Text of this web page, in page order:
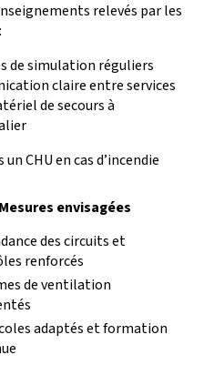
relevés par les
de simulation réguliers
claire entre services
de secours à
CHU en cas d’incendie
Mesures envisagées
des circuits et
renforcés
de ventilation
adaptés et formation